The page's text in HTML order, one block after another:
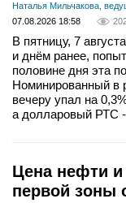
Наталья Мильчакова,
07.08.2026 18:58
В пятницу, 7
и днём ранее,
половине дня эта
Номинированный в
вечеру упал на
а долларовый РТС -
Цена нефти и
первой зоны